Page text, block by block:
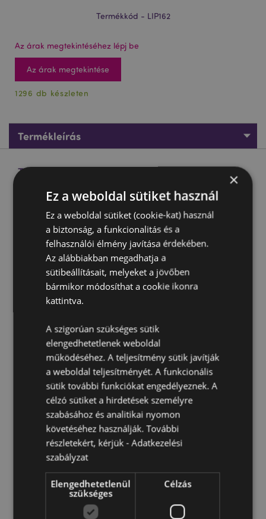
Termékkód - LIP162
Az árak megtekintéséhez lépj be
Az árak megtekintése
1296 db készleten
Termékleírás
Termékleírás
Ajakbalzsam - Sütőtökös Spiced Latte - Tök - Őszi Szüret
Anyaga:ABS Műanyag (Külső Burkolat), Polipropilén
(Belső Tartó) és Ajakbalzsam
Íz:Vegyes
Összetevők: A teljes lista a csomagolásban található,
a lejárati idővel együtt.
Gluténmentes:
Vegán:Igen
Pálmaolaj-mentes:Igen
Biztonsági Információ:Ez a termék nem játék és nem
élelmiszer.
CPNP:UKCP-63638960/EU-4625211
Termékjellemzők
×
Ez a weboldal sütiket használ
Ez a weboldal sütiket (cookie-kat) használ
a biztonság, a funkcionalitás és a
felhasználói élmény javítása érdekében.
Az alábbiakban megadhatja a
sütibeállításait, melyeket a jövőben
bármikor módosíthat a cookie ikonra
kattintva.
A szigorúan szükséges sütik
elengedhetetlenek weboldal
működéséhez. A teljesítmény sütik javítják
a weboldal teljesítményét. A funkcionális
sütik további funkciókat engedélyeznek. A
célzó sütiket a hirdetések személyre
szabásához és analitikai nyomon
követéséhez használják. További
részletekért, kérjük -Adatkezelési
szabályzat
Elengedhetetlenül
szükséges
Célzás